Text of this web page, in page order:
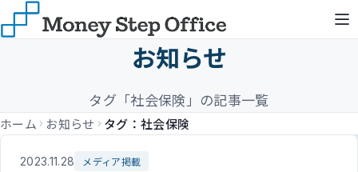
お知らせ
タグ「社会保険」の記事一覧
ホーム お知らせ タグ：社会保険
2023.11.28 メディア掲載